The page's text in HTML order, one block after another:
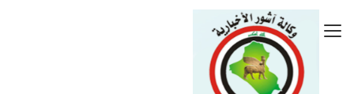
إلى قائمة
جانبية